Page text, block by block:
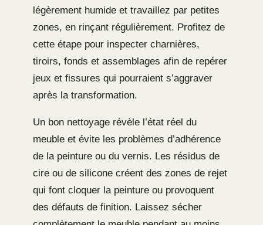
légèrement humide et travaillez par petites
zones, en rinçant régulièrement. Profitez de
cette étape pour inspecter charnières,
tiroirs, fonds et assemblages afin de repérer
jeux et fissures qui pourraient s’aggraver
après la transformation.
Un bon nettoyage révèle l’état réel du
meuble et évite les problèmes d’adhérence
de la peinture ou du vernis. Les résidus de
cire ou de silicone créent des zones de rejet
qui font cloquer la peinture ou provoquent
des défauts de finition. Laissez sécher